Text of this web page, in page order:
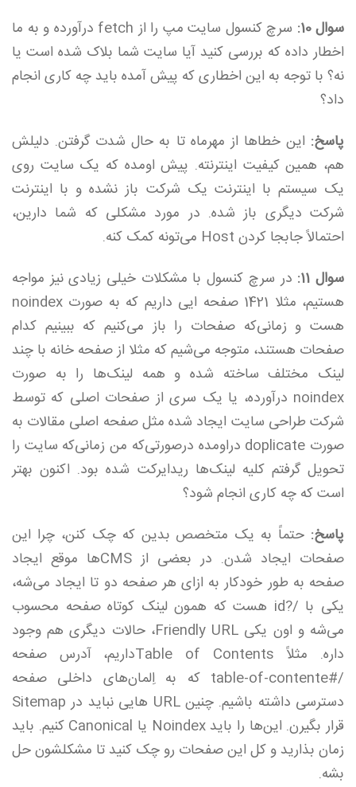
سوال 10:
سرچ کنسول سایت مپ را از fetch درآورده و به ما
اخطار داده که بررسی کنید آیا سایت شما بلاک شده است یا
نه؟ با توجه به این اخطاری که پیش آمده باید چه کاری انجام
داد؟
پاسخ: این خطاها از مهرماه تا به حال شدت گرفتن. دلیلش
هم، همین کیفیت اینترنته. پیش اومده که یک سایت روی
یک سیستم با اینترنت یک شرکت باز نشده و با اینترنت
شرکت دیگری باز شده. در مورد مشکلی که شما دارین،
احتمالاً جابجا کردن Host می‌تونه کمک کنه.
سوال 11:
در سرچ کنسول با مشکلات خیلی زیادی نیز مواجه
هستیم، مثلا 1421 صفحه ایی داریم که به صورت noindex
هست و زمانی‌که صفحات را باز می‌کنیم که ببینیم کدام
صفحات هستند، متوجه می‌شیم که مثلا از صفحه خانه با چند
لینک مختلف ساخته شده و همه لینک‌ها را به صورت
noindex درآورده، یا یک سری از صفحات اصلی که توسط
شرکت طراحی سایت ایجاد شده مثل صفحه اصلی مقالات به
صورت doplicate دراومده درصورتی‌که من زمانی‌که سایت را
تحویل گرفتم کلیه لینک‌ها ریدایرکت شده بود. اکنون بهتر
است که چه کاری انجام شود؟
پاسخ: حتماً به یک متخصص بدین که چک کنن، چرا این
صفحات ایجاد شدن. در بعضی از CMSها موقع ایجاد
صفحه به طور خودکار به ازای هر صفحه دو تا ایجاد می‌شه،
یکی با /?id هست که همون لینک کوتاه صفحه محسوب
می‌شه و اون یکی Friendly URL، حالات دیگری هم وجود
داره. مثلاً Table of Contentsداریم، آدرس صفحه
/#table-of-contente که به اِلمان‌های داخلی صفحه
دسترسی داشته باشیم. چنین URL هایی نباید در Sitemap
قرار بگیرن. این‌ها را باید Noindex یا Canonical کنیم. باید
زمان بذارید و کل این صفحات رو چک کنید تا مشکلشون حل
بشه.